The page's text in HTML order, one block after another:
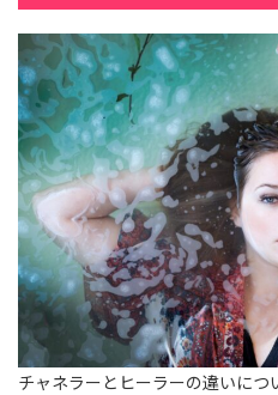
チャネラーとヒーラーの違いにつ